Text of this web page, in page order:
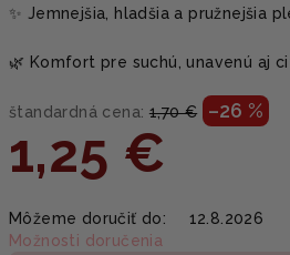
✨ Jemnejšia, hladšia a pružnejšia
🌿 Komfort pre suchú, unavenú aj
štandardná cena: 1,70 € –26 %
1,25 €
cena:
Môžeme doručiť do:
12.8.2026
Možnosti doručenia